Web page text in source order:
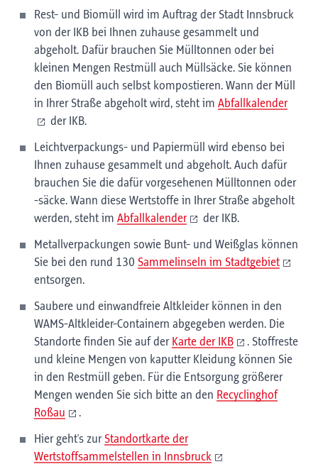
Rest- und Biomüll wird im Auftrag der Stadt Innsbruck
von der IKB bei Ihnen zuhause gesammelt und
abgeholt. Dafür brauchen Sie Mülltonnen oder bei
kleinen Mengen Restmüll auch Müllsäcke. Sie können
den Biomüll auch selbst kompostieren. Wann der Müll
in Ihrer Straße abgeholt wird, steht im Abfallkalender
der IKB.
Leichtverpackungs- und Papiermüll wird ebenso bei
Ihnen zuhause gesammelt und abgeholt. Auch dafür
brauchen Sie die dafür vorgesehenen Mülltonnen oder
-säcke. Wann diese Wertstoffe in Ihrer Straße abgeholt
werden, steht im Abfallkalender der IKB.
Metallverpackungen sowie Bunt- und Weißglas können
Sie bei den rund 130 Sammelinseln im Stadtgebiet
entsorgen.
Saubere und einwandfreie Altkleider können in den
WAMS-Altkleider-Containern abgegeben werden. Die
Standorte finden Sie auf der Karte der IKB
. Stoffreste
und kleine Mengen von kaputter Kleidung können Sie
in den Restmüll geben. Für die Entsorgung größerer
Mengen wenden Sie sich bitte an den Recyclinghof
Roßau
.
Hier geht's zurStandortkarte der
Wertstoffsammelstellen in Innsbruck